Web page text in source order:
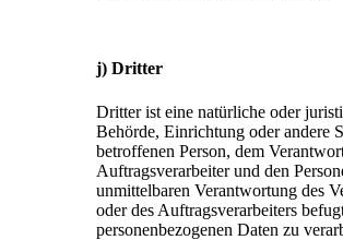
j) Dritter
Dritter ist eine natürliche oder
Behörde, Einrichtung oder andere
betroffenen Person, dem
Auftragsverarbeiter und den
unmittelbaren Verantwortung des
oder des Auftragsverarbeiters
personenbezogenen Daten zu